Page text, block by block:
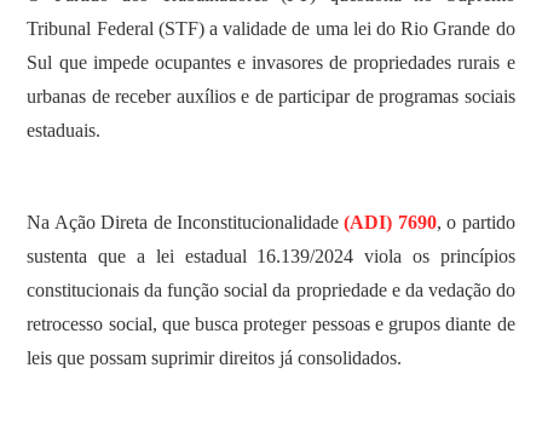
Tribunal Federal (STF) a validade de uma lei do Rio Grande do
Sul que impede ocupantes e invasores de propriedades rurais e
urbanas de receber auxílios e de participar de programas sociais
estaduais.
Na Ação Direta de Inconstitucionalidade(ADI) 7690, o partido
sustenta que a lei estadual 16.139/2024 viola os princípios
constitucionais da função social da propriedade e da vedação do
retrocesso social, que busca proteger pessoas e grupos diante de
leis que possam suprimir direitos já consolidados.